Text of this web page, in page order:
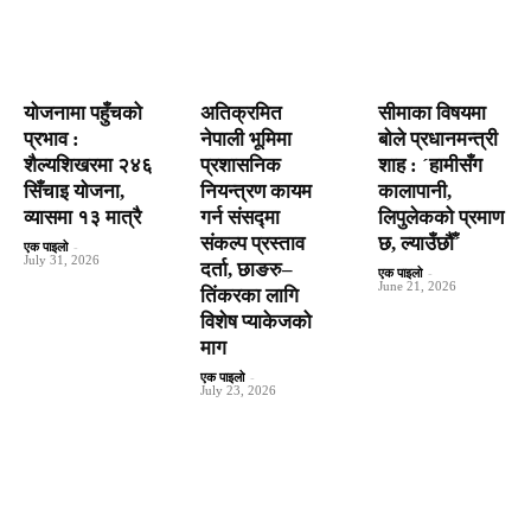
योजनामा पहुँचको
प्रभाव :
शैल्यशिखरमा २४६
सिँचाइ योजना,
व्यासमा १३ मात्रै
एक पाइलो -
July 31, 2026
अतिक्रमित
नेपाली भूमिमा
प्रशासनिक
नियन्त्रण कायम
गर्न संसद्मा
संकल्प प्रस्ताव
दर्ता, छाङरु–
तिंकरका लागि
विशेष प्याकेजको
माग
एक पाइलो -
July 23, 2026
सीमाका विषयमा
बाेले प्रधानमन्त्री
शाह : ´हामीसँग
कालापानी,
लिपुलेकको प्रमाण
छ, ल्याउँछौँ´
एक पाइलो -
June 21, 2026